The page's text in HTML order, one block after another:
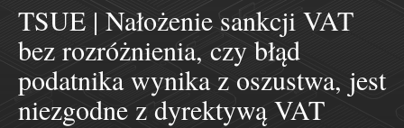
TSUE | Nałożenie sankcji VAT
bez rozróżnienia, czy błąd
podatnika wynika z oszustwa, jest
niezgodne z dyrektywą VAT